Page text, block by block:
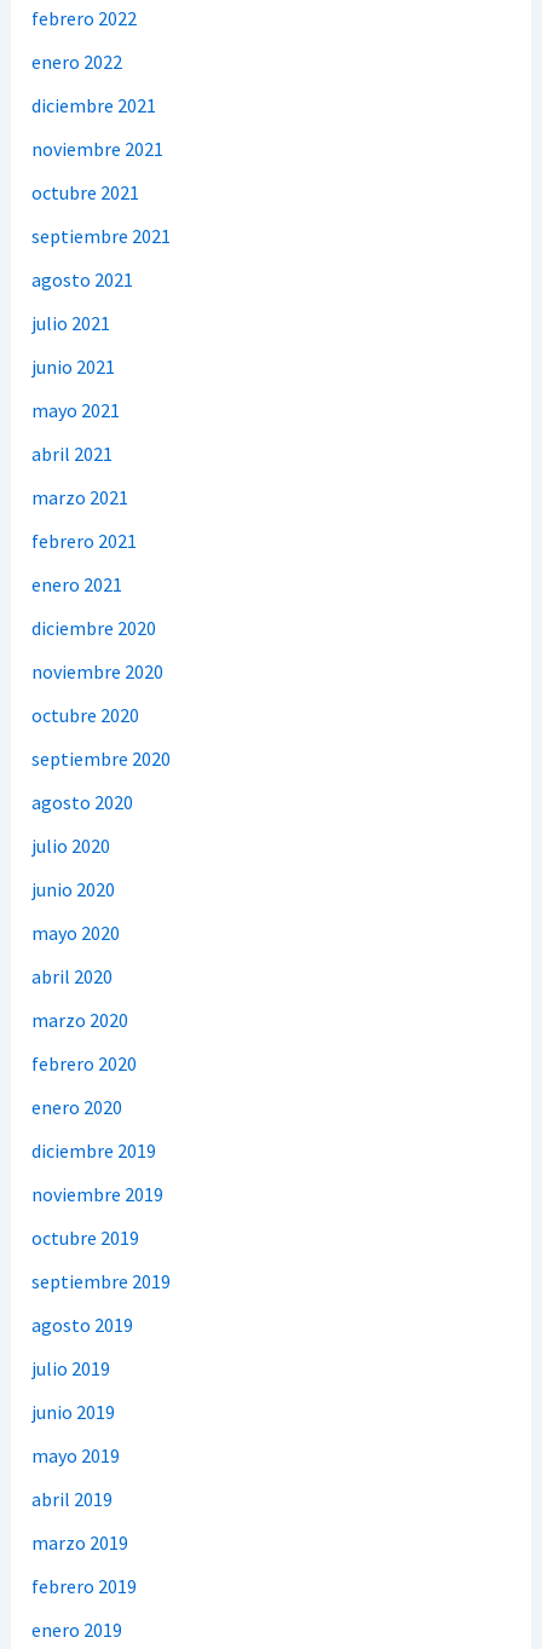
febrero 2022
enero 2022
diciembre 2021
noviembre 2021
octubre 2021
septiembre 2021
agosto 2021
julio 2021
junio 2021
mayo 2021
abril 2021
marzo 2021
febrero 2021
enero 2021
diciembre 2020
noviembre 2020
octubre 2020
septiembre 2020
agosto 2020
julio 2020
junio 2020
mayo 2020
abril 2020
marzo 2020
febrero 2020
enero 2020
diciembre 2019
noviembre 2019
octubre 2019
septiembre 2019
agosto 2019
julio 2019
junio 2019
mayo 2019
abril 2019
marzo 2019
febrero 2019
enero 2019